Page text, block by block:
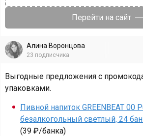
Перейти на сайт
Алина Воронцова
23 подписчика
Выгодные предложения с
упаковками.
Пивной напиток GREENBEAT 00
безалкогольный светлый, 24
(39 ₽/банка)